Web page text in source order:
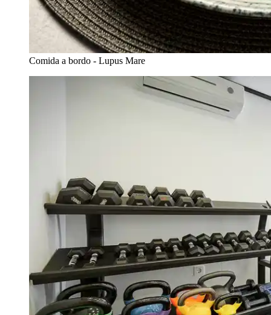
Comida a bordo - Lupus Mare